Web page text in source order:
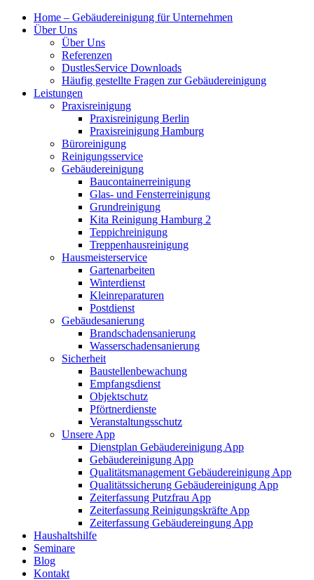
Home – Gebäudereinigung für Unternehmen
Über Uns
Über Uns
Referenzen
DustlesService Downloads
Häufig gestellte Fragen zur Gebäudereinigung
Leistungen
Praxisreinigung
Praxisreinigung Berlin
Praxisreinigung Hamburg
Büroreinigung
Reinigungsservice
Gebäudereinigung
Baucontainerreinigung
Glas- und Fensterreinigung
Grundreinigung
Kita Reinigung Hamburg 2
Teppichreinigung
Treppenhausreinigung
Hausmeisterservice
Gartenarbeiten
Winterdienst
Kleinreparaturen
Postdienst
Gebäudesanierung
Brandschadensanierung
Wasserschadensanierung
Sicherheit
Baustellenbewachung
Empfangsdienst
Objektschutz
Pförtnerdienste
Veranstaltungsschutz
Unsere App
Dienstplan Gebäudereinigung App
Gebäudereinigung App
Qualitätsmanagement Gebäudereinigung App
Qualitätssicherung Gebäudereinigung App
Zeiterfassung Putzfrau App
Zeiterfassung Reinigungskräfte App
Zeiterfassung Gebäudereingung App
Haushaltshilfe
Seminare
Blog
Kontakt